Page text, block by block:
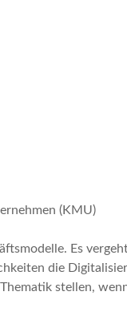
(KMU)
Es
die
stellen,